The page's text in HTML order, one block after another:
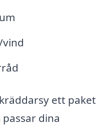
ett paket
dina